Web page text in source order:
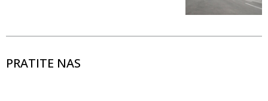
PRATITE NAS